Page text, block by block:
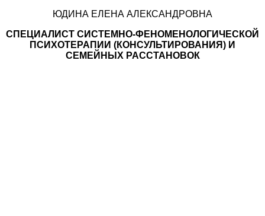
ЮДИНА ЕЛЕНА АЛЕКСАНДРОВНА
СПЕЦИАЛИСТ CИСТЕМНО-ФЕНОМЕНОЛОГИЧЕСКОЙ
ПСИХОТЕРАПИИ (КОНСУЛЬТИРОВАНИЯ) И
СЕМЕЙНЫХ РАССТАНОВОК